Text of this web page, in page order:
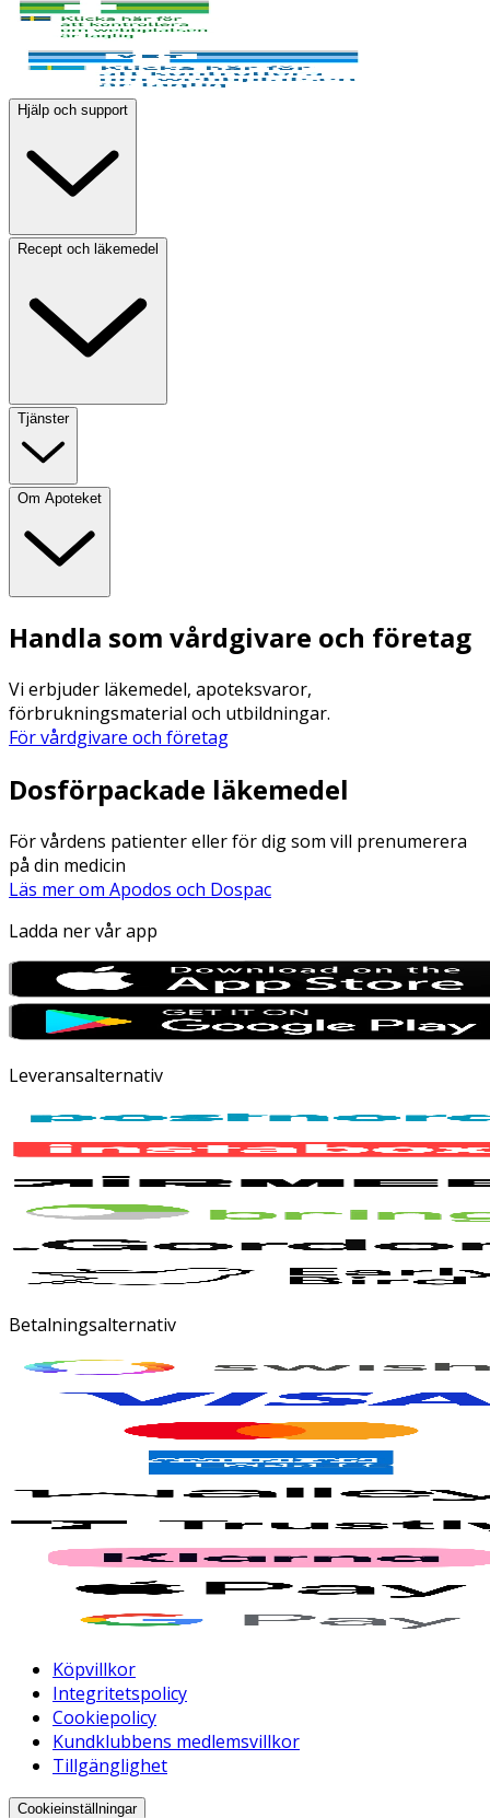
Hjälp och support
Recept och läkemedel
Tjänster
Om Apoteket
Handla som vårdgivare och företag
Vi erbjuder läkemedel, apoteksvaror,
förbrukningsmaterial och utbildningar.
För vårdgivare och företag
Dosförpackade läkemedel
För vårdens patienter eller för dig som vill prenumerera
på din medicin
Läs mer om Apodos och Dospac
Ladda ner vår app
Leveransalternativ
Betalningsalternativ
Köpvillkor
Integritetspolicy
Cookiepolicy
Kundklubbens medlemsvillkor
Tillgänglighet
Cookieinställningar